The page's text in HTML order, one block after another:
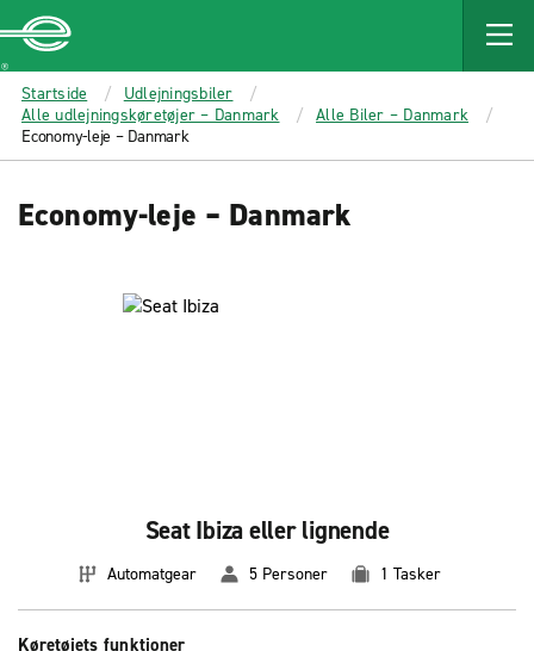
MAIN
CONTENT
Enterprise
Startside
Udlejningsbiler
Alle udlejningskøretøjer – Danmark
Alle Biler – Danmark
Economy-leje – Danmark
Economy-leje – Danmark
Seat Ibiza eller lignende
Automatgear 5 Personer 1 Tasker
Køretøjets funktioner